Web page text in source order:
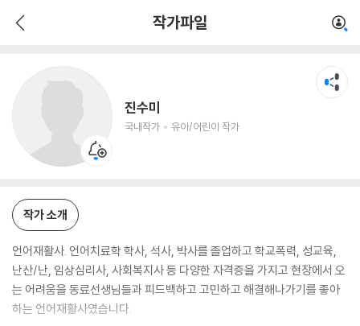
작가파일
진수미
국내작가 유아/어린이 작가
유아/어린이 작가
작가 소개
언어재활사. 언어치료학 학사, 석사, 박사를 졸업하고 학교폭력, 성교육,
난산/난, 임상심리사, 사회복지사 등 다양한 자격증을 가지고 현장에서 오
는 어려움을 동료선생님들과 피드백하고 고민하고 해결해나가기를 좋아
하는 언어재활사였습니다.